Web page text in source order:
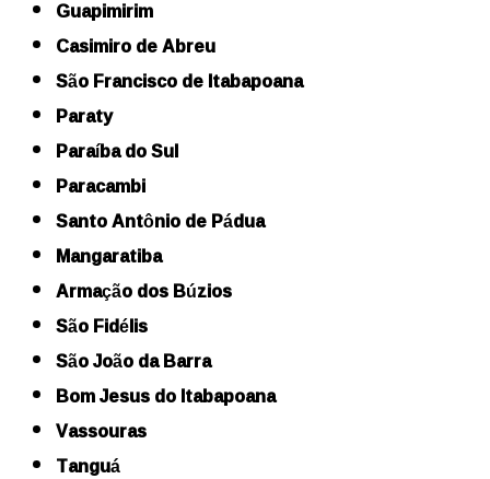
Guapimirim
Casimiro de Abreu
São Francisco de Itabapoana
Paraty
Paraíba do Sul
Paracambi
Santo Antônio de Pádua
Mangaratiba
Armação dos Búzios
São Fidélis
São João da Barra
Bom Jesus do Itabapoana
Vassouras
Tanguá